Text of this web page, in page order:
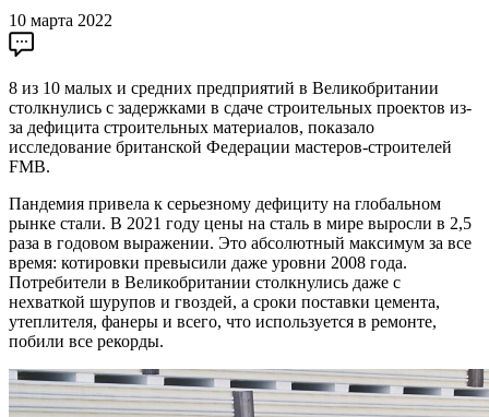
10 марта 2022
8 из 10 малых и средних предприятий в Великобритании
столкнулись с задержками в сдаче строительных проектов из-
за дефицита строительных материалов, показало
исследование британской Федерации мастеров-строителей
FMB.
Пандемия привела к серьезному дефициту на глобальном
рынке стали. В 2021 году цены на сталь в мире выросли в 2,5
раза в годовом выражении. Это абсолютный максимум за все
время: котировки превысили даже уровни 2008 года.
Потребители в Великобритании столкнулись даже с
нехваткой шурупов и гвоздей, а сроки поставки цемента,
утеплителя, фанеры и всего, что используется в ремонте,
побили все рекорды.